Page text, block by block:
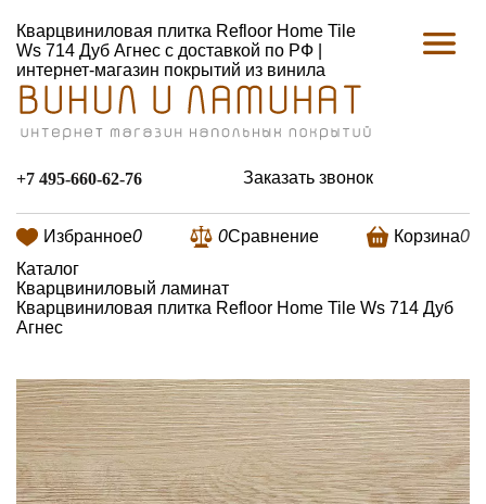
Кварцвиниловая плитка Refloor Home Tile
Ws 714 Дуб Агнес с доставкой по РФ |
интернет-магазин покрытий из винила
+7 495-660-62-76 Заказать звонок
Избранное0 0Сравнение Корзина0
Каталог
Кварцвиниловый ламинат
Кварцвиниловая плитка Refloor Home Tile Ws 714 Дуб
Агнес